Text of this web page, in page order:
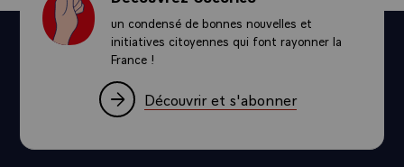
un condensé de bonnes nouvelles et
initiatives citoyennes qui font rayonner la
France !
Découvrir et s'abonner